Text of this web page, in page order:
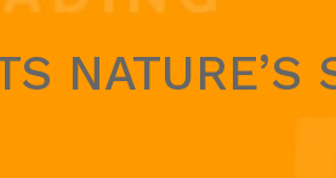
NATURE’S